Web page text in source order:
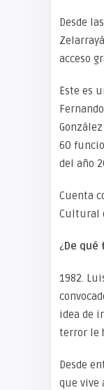
Desde
acceso
Este es
60
del año
Cuenta
Cultural
¿De qué
1982.
idea de
terror le
Desde
que vive